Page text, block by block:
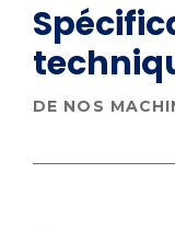
DE NOS